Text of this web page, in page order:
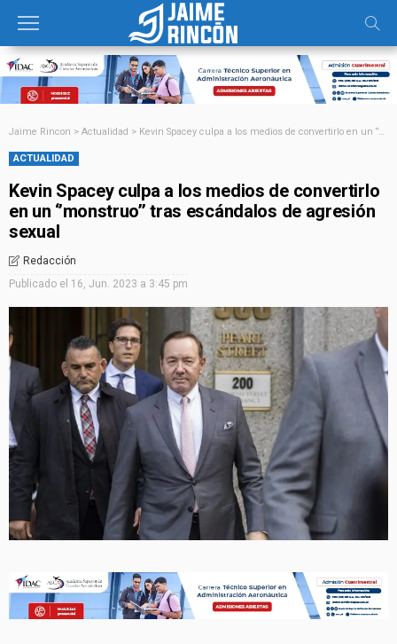
Jaime Rincon > Actualidad > Kevin Spacey culpa a los medios de convertirlo en un ‘’monstruo’’ tras escándalos de agresión sexual
ACTUALIDAD
Kevin Spacey culpa a los medios de convertirlo
en un ‘’monstruo’’ tras escándalos de agresión
sexual
Redacción
Publicado el 16, Jun. 2023 a 3:45 pm